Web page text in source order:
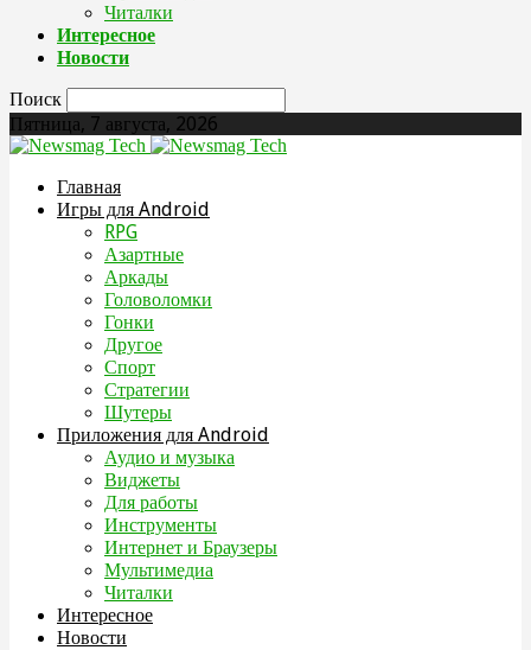
Читалки
Интересное
Новости
Поиск
Пятница, 7 августа, 2026
Главная
Игры для Android
RPG
Азартные
Аркады
Головоломки
Гонки
Другое
Спорт
Стратегии
Шутеры
Приложения для Android
Аудио и музыка
Виджеты
Для работы
Инструменты
Интернет и Браузеры
Мультимедиа
Читалки
Интересное
Новости